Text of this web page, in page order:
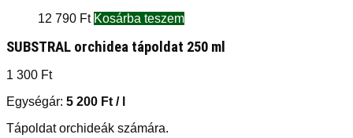
12 790 Ft Kosárba teszem
SUBSTRAL orchidea tápoldat 250 ml
1 300 Ft
Egységár: 5 200 Ft / l
Tápoldat orchideák számára.